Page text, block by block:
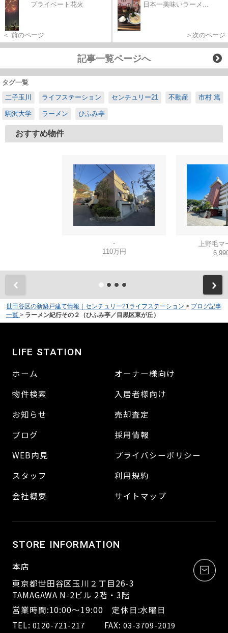
プライベート花火
＜ 前のページ
日本一美味いラーメ...
＞次のページ
記事一覧ページへ
タグ一覧
二子玉川
ライフステーション センチュリー21 不動産 市村 篤
駒沢大学 ラーメン ひふみ亭
おすすめ物件
-
110万円
上野毛マ
世田谷区の新築戸建て情報｜センチュリー21ライフステーション > ブログ記事
一覧 > ラーメン紀行その２（ひふみ亭／目黒区東が丘）
LIFE STATION
ホーム
物件検索
お知らせ
ブログ
WEB内見
スタッフ
会社概要
オーナー様向け
入居者様向け
売却査定
採用情報
プライバシーポリシー
利用規約
サイトマップ
STORE INFORMATION
本店
東京都世田谷区玉川２丁目26-3
TAMAGAWA N-2ビル 2階・3階
営業時間:10:00～19:00 定休日:水曜日
TEL: 0120-721-217 FAX:03-3709-2019